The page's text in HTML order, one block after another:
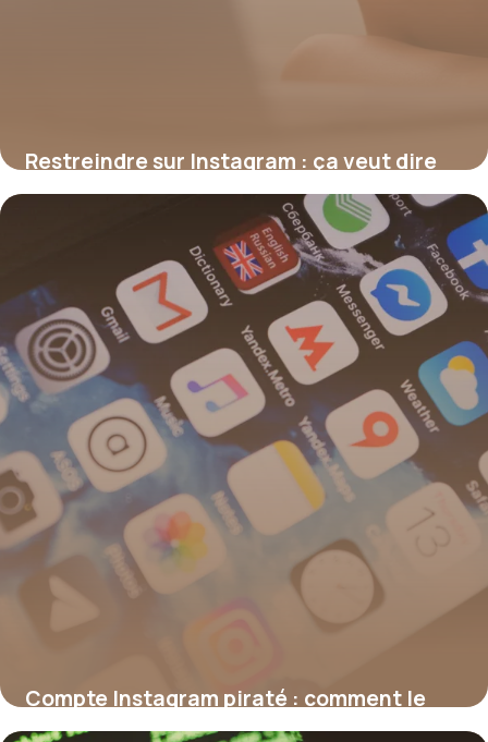
Restreindre sur Instagram : ça veut dire
quoi, et quelle différence avec bloquer ?
Compte Instagram piraté : comment le
récupérer ?